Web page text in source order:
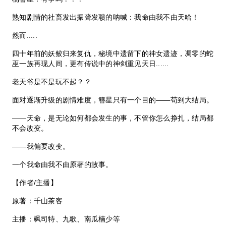
熟知剧情的社畜发出振聋发聩的呐喊：我命由我不由天哈！
然而.....
四十年前的妖鲛归来复仇，秘境中遗留下的神女遗迹，凋零的蛇
巫一族再现人间，更有传说中的神剑重见天日......
老天爷是不是玩不起？？
面对逐渐升级的剧情难度，簪星只有一个目的——苟到大结局。
——天命，是无论如何都会发生的事，不管你怎么挣扎，结局都
不会改变。
——我偏要改变。
一个我命由我不由原著的故事。
【作者/主播】
原著：千山茶客
主播：飒司特、九歌、南瓜楠少等